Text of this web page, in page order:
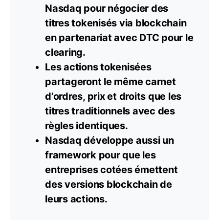
Nasdaq pour négocier des
titres tokenisés via blockchain
en partenariat avec DTC pour le
clearing.
Les actions tokenisées
partageront le même carnet
d’ordres, prix et droits que les
titres traditionnels avec des
règles identiques.
Nasdaq développe aussi un
framework pour que les
entreprises cotées émettent
des versions blockchainde
leurs actions.